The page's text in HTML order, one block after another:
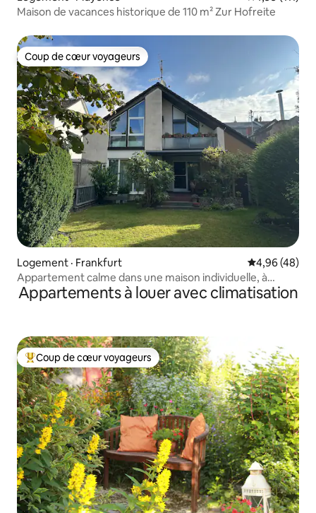
Maison de vacances historique de 110 m² Zur Hofreite
Coup de cœur voyageurs
Coup de cœur voyageurs
Logement · Frankfurt Note
4,96 (48)
Appartement calme dans une maison individuelle, à
proximité de la Messe et de l'aéroport de Francfort
Appartements à louer avec climatisation
Coup de cœur voyageurs parmi les plus aimés
Coup de cœur voyageurs